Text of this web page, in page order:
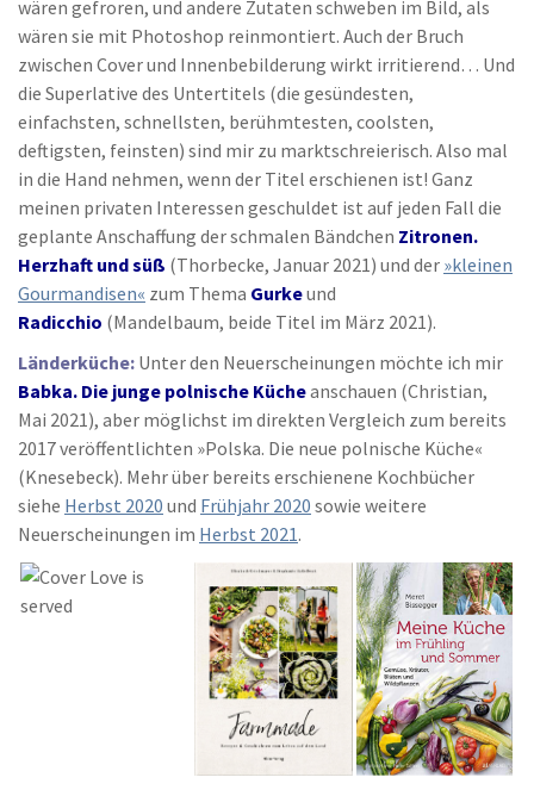
wären gefroren, und andere Zutaten schweben im Bild, als
wären sie mit Photoshop reinmontiert. Auch der Bruch
zwischen Cover und Innenbebilderung wirkt irritierend… Und
die Superlative des Untertitels (die gesündesten,
einfachsten, schnellsten, berühmtesten, coolsten,
deftigsten, feinsten) sind mir zu marktschreierisch. Also mal
in die Hand nehmen, wenn der Titel erschienen ist! Ganz
meinen privaten Interessen geschuldet ist auf jeden Fall die
geplante Anschaffung der schmalen Bändchen Zitronen.
Herzhaft und süß (Thorbecke, Januar 2021) und der »kleinen
Gourmandisen« zum Thema Gurkeund
Radicchio (Mandelbaum, beide Titel im März 2021).
Länderküche: Unter den Neuerscheinungen möchte ich mir
Babka. Die junge polnische Kücheanschauen (Christian,
Mai 2021), aber möglichst im direkten Vergleich zum bereits
2017 veröffentlichten »Polska. Die neue polnische Küche«
(Knesebeck). Mehr über bereits erschienene Kochbücher
siehe Herbst 2020 und Frühjahr 2020 sowie weitere
Neuerscheinungen im Herbst 2021.